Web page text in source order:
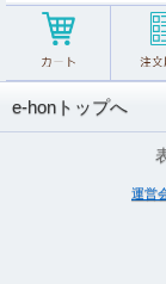
e-honトップへ
運営